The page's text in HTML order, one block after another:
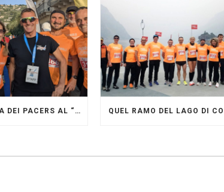
GRANDE FESTA DEI PACERS AL “GARDA LAKE RUNNING FESTIVAL” QUEL RAMO DEL LAGO DI